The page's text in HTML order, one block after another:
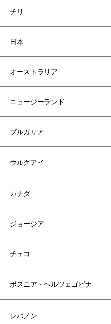
チリ
日本
オーストラリア
ニュージーランド
ブルガリア
ウルグアイ
カナダ
ジョージア
チェコ
ボスニア・ヘルツェゴビナ
レバノン